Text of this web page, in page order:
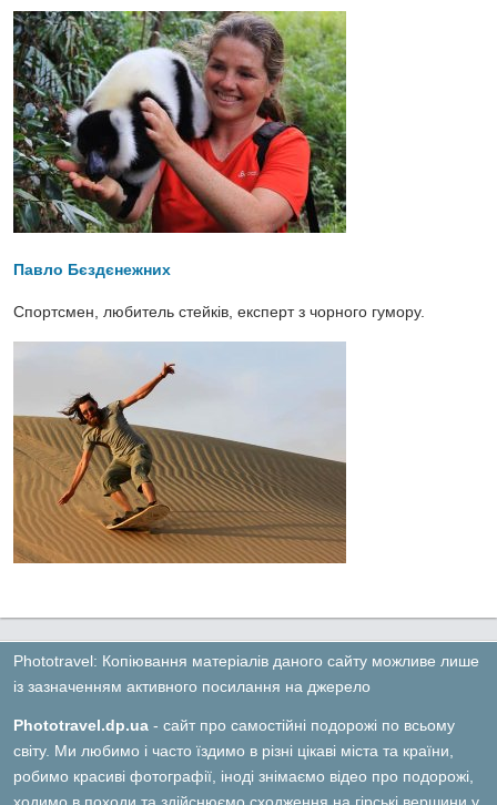
Павло Бєздєнежних
Спортсмен, любитель стейків, експерт з чорного гумору.
Phototravel: Копіювання матеріалів даного сайту можливе лише
із зазначенням активного посилання на джерело
Phototravel.dp.ua - сайт про самостійні подорожі по всьому
світу. Ми любимо і часто їздимо в різні цікаві міста та країни,
робимо красиві фотографії, іноді знімаємо відео про подорожі,